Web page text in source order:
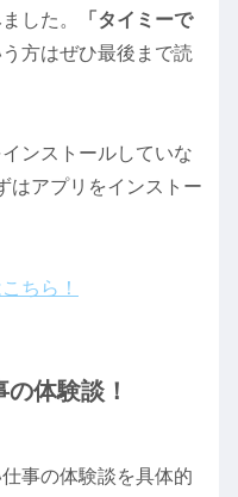
した。
「タイミーで
う方はぜひ最後まで読
ンストールしていな
はアプリをインストー
ちら！
体験談！
事の体験談を具体的